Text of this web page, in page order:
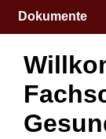
Dokumente